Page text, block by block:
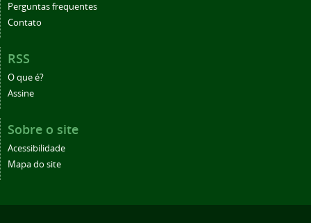
Perguntas frequentes
Contato
RSS
O que é?
Assine
Sobre o site
Acessibilidade
Mapa do site